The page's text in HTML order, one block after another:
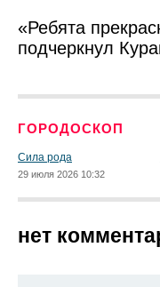
«Ребята
подчеркнул
ГОРОДОСКОП
Сила рода
29 июля 2026 10:32
нет